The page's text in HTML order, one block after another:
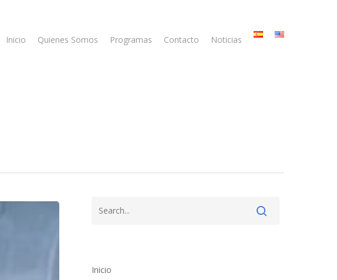
Inicio Quienes Somos Programas Contacto Noticias
Inicio